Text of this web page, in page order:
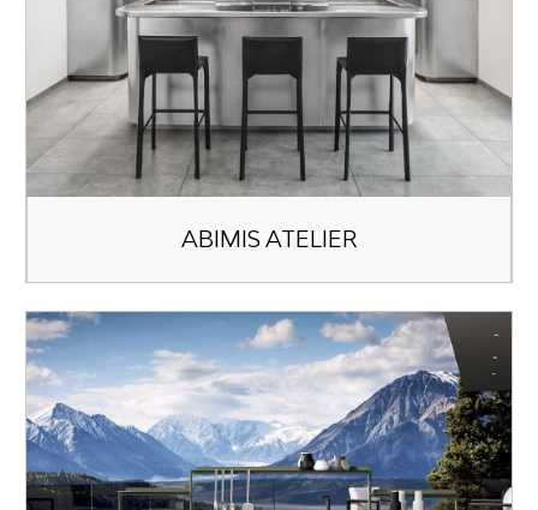
ABIMIS ATELIER